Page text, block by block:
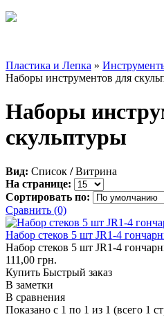
Пластика и Лепка »
Наборы инструментов для
Наборы
скульптуры
Вид: Список / Витрина
На странице:
Сортировать по:
Сравнить (0)
Набор стеков 5 шт JR1-4
Набор стеков 5 шт JR1-4
111,00 грн.
Купить Быстрый заказ
В заметки
В сравнения
Показано с 1 по 1 из 1 (всего 1